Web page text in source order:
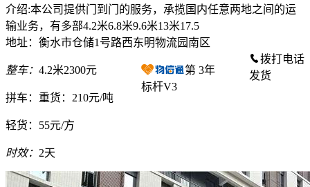
介绍:本公司提供门到门的服务，承揽国内任意两地之间的运
输业务，有多部4.2米6.8米9.6米13米17.5
地址：衡水市仓储1号路西东明物流园南区
整车： 4.2米2300元
拼车： 重货：210元/吨
轻货： 55元/方
时效： 2天
第 3年
标杆V3
拨打电话
发货